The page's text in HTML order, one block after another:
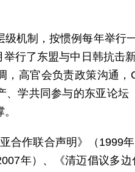
级机制，按惯例每年举行
行了东盟与中日韩抗击
，高官会负责政策沟通
、学共同参与的东亚论
合作联合声明》（1999
年）、《清迈倡议多